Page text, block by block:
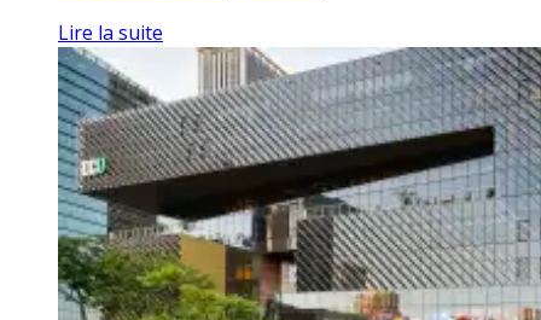
Lire la suite